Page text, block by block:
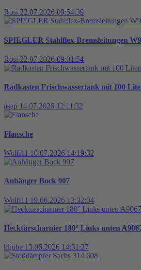
Rosi 22.07.2026 09:54:39
SPIEGLER Stahlflex-Bremsleitungen
Rosi 22.07.2026 09:01:54
Radkasten Frischwassertank mit 100
asap 14.07.2026 12:11:32
Flansche
Wolfi11 10.07.2026 14:19:32
Anhänger Bock 907
Wolfi11 19.06.2026 13:32:04
Hecktürscharnier 180° Links unten
hljube 13.06.2026 14:31:27